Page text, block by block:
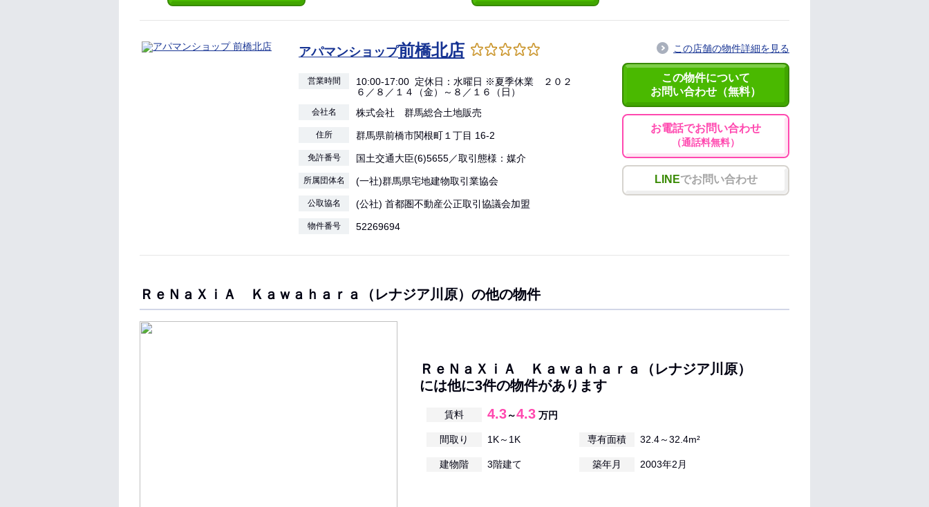
アパマンショップ前橋北店
営業時間
10:00-17:00 定休日：水曜日 ※夏季休業 ２０２
６／８／１４（金）～８／１６（日）
会社名 株式会社 群馬総合土地販売
住所 群馬県前橋市関根町１丁目 16-2
免許番号 国土交通大臣(6)5655／取引態様：媒介
所属団体名 (一社)群馬県宅地建物取引業協会
公取協名 (公社) 首都圏不動産公正取引協議会加盟
物件番号 52269694
この店舗の物件詳細を見る
この物件について
お問い合わせ（無料）
お電話でお問い合わせ
（通話料無料）
LINEでお問い合わせ
ＲｅＮａＸｉＡ Ｋａｗａｈａｒａ（レナジア川原）の他の物件
ＲｅＮａＸｉＡ Ｋａｗａｈａｒａ（レナジア川原）
には他に3件の物件があります
賃料 4.3～4.3 万円
間取り 1K～1K 専有面積 32.4～32.4m²
建物階 3階建て 築年月 2003年2月